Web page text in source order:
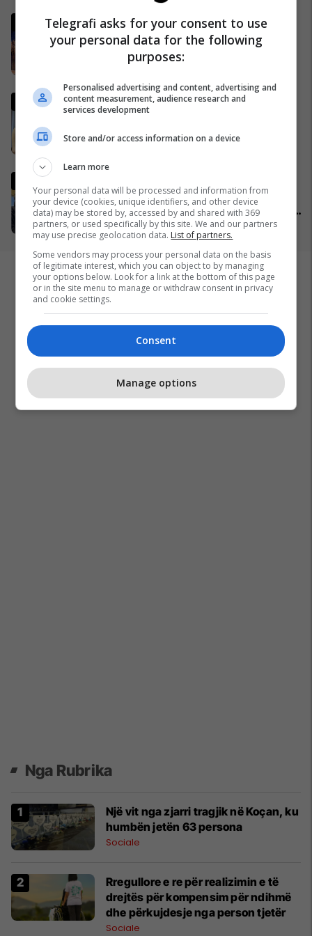
Çifti shqiptar siguron investim
prej 100 mijë euro në Gjermani
me produktin inovativ NYLAM
25/03/2026
Plava thotë se për vrasjen
kishte marrëveshje me
Behgjet Pacolli ka qenë në
viral në mediat botërore pas
festës së çmendur pas golave
të ‘Dardanëve’
27/03/2026
Nga Rubrika
Një vit nga zjarri tragjik në Koçan, ku
humbën jetën 63 persona
Sociale
Rregullore e re për realizimin e të
drejtës për kompensim për ndihmë
dhe përkujdesje nga person tjetër
Sociale
Telegrafi asks for your consent to use
your personal data for the following
purposes:
Personalised advertising and content, advertising and
content measurement, audience research and
services development
Store and/or access information on a device
Learn more
Your personal data will be processed and information from
your device (cookies, unique identifiers, and other device
data) may be stored by, accessed by and shared with 369
partners, or used specifically by this site. We and our partners
may use precise geolocation data. List of partners.
Some vendors may process your personal data on the basis
of legitimate interest, which you can object to by managing
your options below. Look for a link at the bottom of this page
or in the site menu to manage or withdraw consent in privacy
and cookie settings.
Consent
Manage options